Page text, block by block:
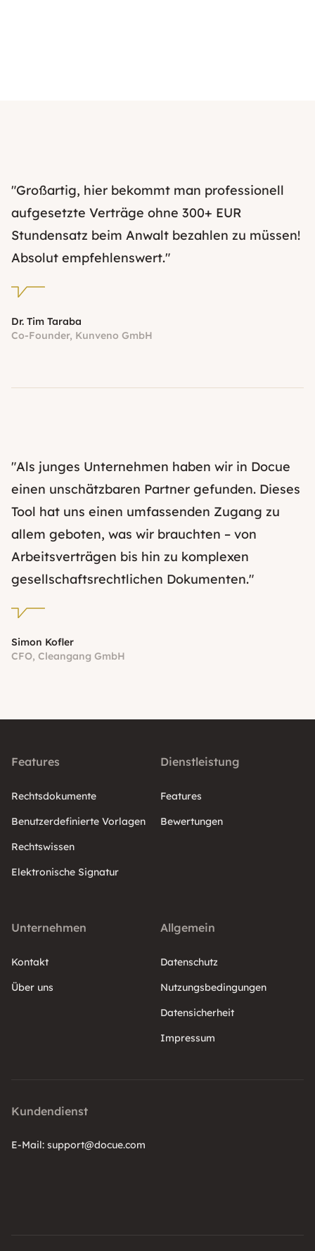
"Großartig, hier bekommt man professionell
aufgesetzte Verträge ohne 300+ EUR
Stundensatz beim Anwalt bezahlen zu müssen!
Absolut empfehlenswert."
Dr. Tim Taraba
Co-Founder, Kunveno GmbH
"Als junges Unternehmen haben wir in Docue
einen unschätzbaren Partner gefunden. Dieses
Tool hat uns einen umfassenden Zugang zu
allem geboten, was wir brauchten – von
Arbeitsverträgen bis hin zu komplexen
gesellschaftsrechtlichen Dokumenten."
Simon Kofler
CFO, Cleangang GmbH
Features
Rechtsdokumente
Benutzerdefinierte Vorlagen
Rechtswissen
Elektronische Signatur
Dienstleistung
Features
Bewertungen
Unternehmen
Kontakt
Über uns
Allgemein
Datenschutz
Nutzungsbedingungen
Datensicherheit
Impressum
Kundendienst
E-Mail: support@docue.com